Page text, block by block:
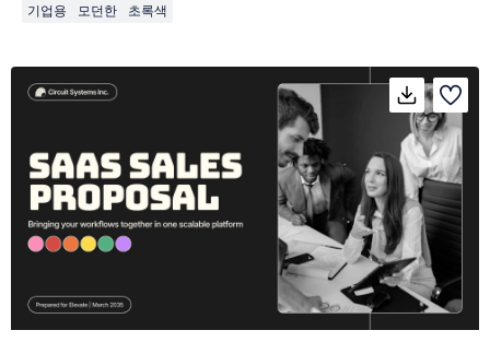
기업용 모던한 초록색